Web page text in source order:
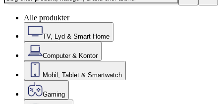
Alle produkter
TV, Lyd & Smart Home
Computer & Kontor
Mobil, Tablet & Smartwatch
Gaming